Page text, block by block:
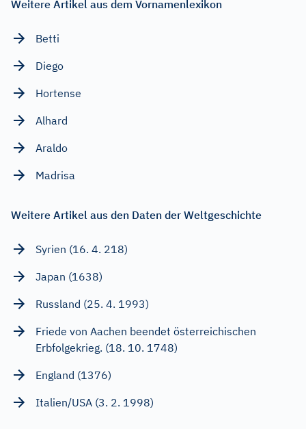
Weitere Artikel aus dem Vornamenlexikon
Betti
Diego
Hortense
Alhard
Araldo
Madrisa
Weitere Artikel aus den Daten der Weltgeschichte
Syrien (16. 4. 218)
Japan (1638)
Russland (25. 4. 1993)
Friede von Aachen beendet österreichischen
Erbfolgekrieg. (18. 10. 1748)
England (1376)
Italien/USA (3. 2. 1998)